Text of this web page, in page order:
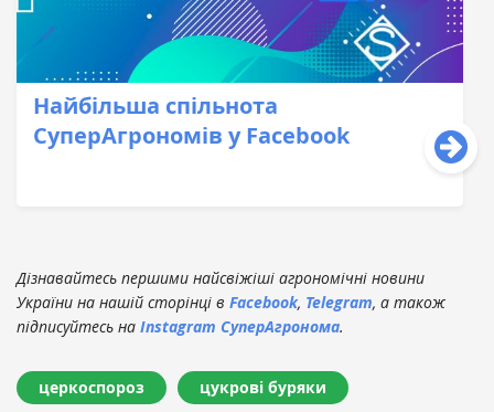
Найбільша спільнота
СуперАгрономів у Facebook
Дізнавайтесь першими найсвіжіші агрономічні новини
України на нашій сторінці в Facebook, Telegram, а також
підписуйтесь на Instagram СуперАгронома.
церкоспороз цукрові буряки